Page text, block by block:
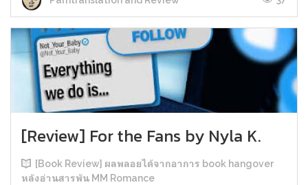
[Review] For the Fans by Nyla K.
[Book Review] ผลพลอยได้จากอาการ book hangover
หลังอ่านสารพัน MM Romance